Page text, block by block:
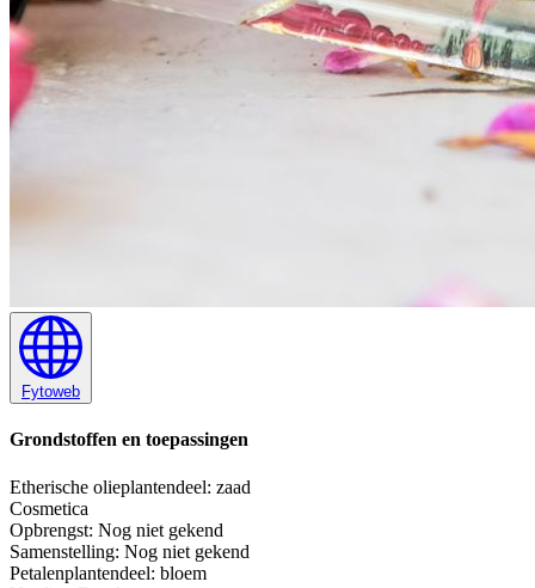
Fytoweb
Grondstoffen en toepassingen
Etherische olieplantendeel: zaad
Cosmetica
Opbrengst: Nog niet gekend
Samenstelling: Nog niet gekend
Petalenplantendeel: bloem